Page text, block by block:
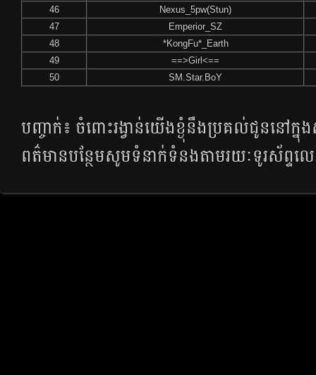
46
Nexus_5pw(Stun)
47
Emperior_SZ
48
*KongFu*_Earth
49
==>Girl<==
50
SM.Star.BoY
បញ្ចាក់៖​​ ចំពោះ​រង្វាន់​​យើង​​ខ្ងុំ​​​នឹង​​ប្រគល់​​ជូន​​នៅ​​ក្នុ
ពត៌មាន​​បន្ថែម​​សូម​​ទំនាក់​ទំនង​​តាម​​រយៈ​​ទូរស័ព្ទ​ល